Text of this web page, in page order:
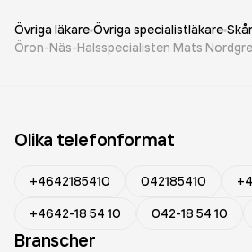
Övriga läkare Övriga specialistläkare
Öron-Näs-Halsspecialisten Mats
Olika telefonformat
+4642185410 042185410
+4642-18 54 10
042-18 54 10
Branscher